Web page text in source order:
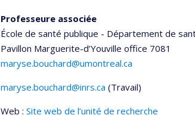
Professeure associée
École de santé publique - Département de
Pavillon Marguerite-d’Youville office 7081
maryse.bouchard@umontreal.ca
maryse.bouchard@inrs.ca (Travail)
Web : Site web de l’unité de recherche